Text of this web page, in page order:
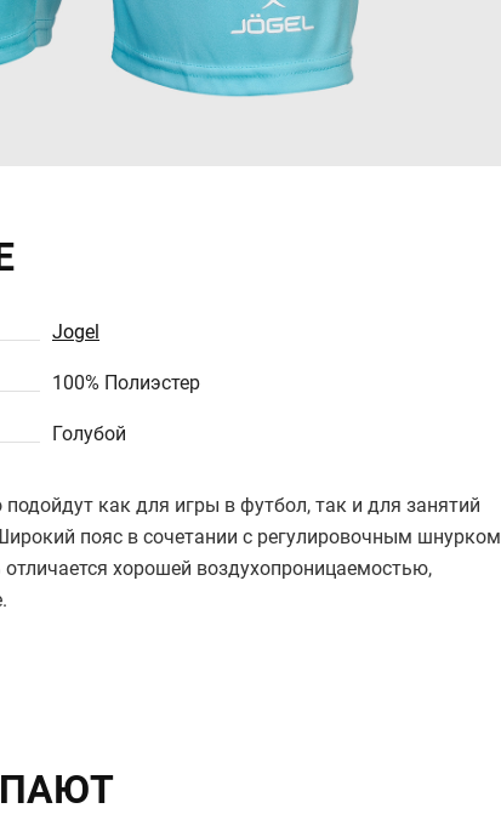
Jogel
100% Полиэстер
Голубой
как для игры в футбол, так и для занятий
пояс в сочетании с регулировочным шнурком
хорошей воздухопроницаемостью,